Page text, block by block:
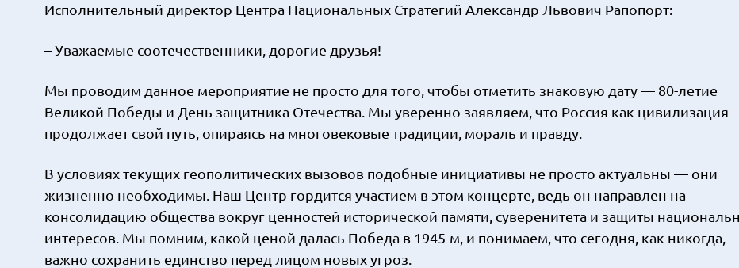
Исполнительный директор Центра Национальных Стратегий Александр Львович Рапопорт:
– Уважаемые соотечественники, дорогие друзья!
Мы проводим данное мероприятие не просто для того, чтобы отметить знаковую дату — 80-летие
Великой Победы и День защитника Отечества. Мы уверенно заявляем, что Россия как цивилизация
продолжает свой путь, опираясь на многовековые традиции, мораль и правду.
В условиях текущих геополитических вызовов подобные инициативы не просто актуальны — они
жизненно необходимы. Наш Центр гордится участием в этом концерте, ведь он направлен на
консолидацию общества вокруг ценностей исторической памяти, суверенитета и защиты
интересов. Мы помним, какой ценой далась Победа в 1945-м, и понимаем, что сегодня, как никогда,
важно сохранить единство перед лицом новых угроз.